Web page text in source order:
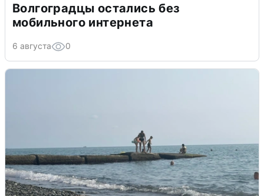
Волгоградцы остались без
мобильного интернета
6 августа 0